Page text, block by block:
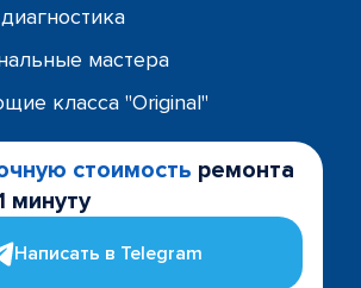
мастера
класса "Original"
стоимость ремонта
минуту
Написать в Telegram